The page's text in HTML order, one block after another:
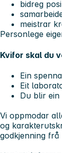
bidreg
meistrar
Personlege
Kvifor skal du
Ein
Eit
Du blir ein
Vi oppmodar
og
godkjenning